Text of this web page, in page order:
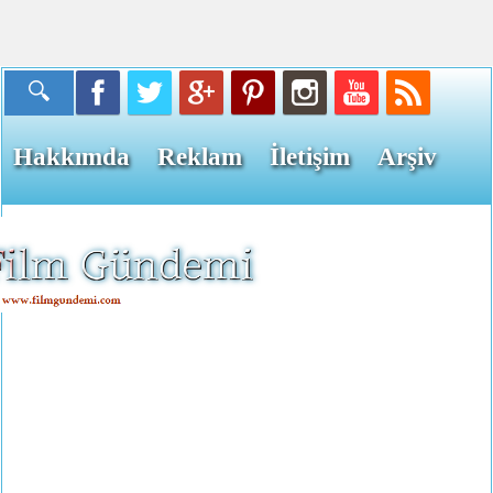
Hakkımda Reklam İletişim Arşiv